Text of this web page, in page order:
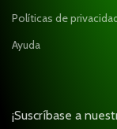
Políticas de
Ayuda
¡Suscríbase a